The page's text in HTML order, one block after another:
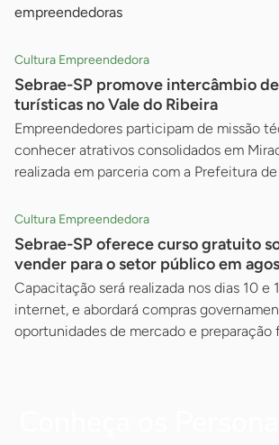
empreendedoras
Cultura Empreendedora
Sebrae-SP promove intercâmbio
turísticas no Vale do Ribeira
Empreendedores participam de missão
conhecer atrativos consolidados em
realizada em parceria com a Prefeitura
Cultura Empreendedora
Sebrae-SP oferece curso gratuito
vender para o setor público em
Capacitação será realizada nos dias 10 e
internet, e abordará compras
oportunidades de mercado e preparação